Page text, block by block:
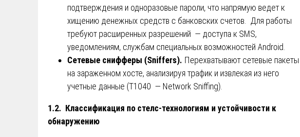
подтверждения и одноразовые пароли, что напрямую ведет к
хищению денежных средств с банковских счетов. Для работы
требуют расширенных разрешений — доступа к SMS,
уведомлениям, службам специальных возможностей Android.
Сетевые снифферы (Sniffers). Перехватывают сетевые пакеты
на зараженном хосте, анализируя трафик и извлекая из него
учетные данные (T1040 — Network Sniffing).
1.2. Классификация по стелс-технологиям и устойчивости к
обнаружению